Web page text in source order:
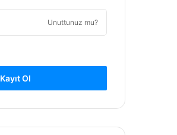
Unuttunuz mu?
Kayıt Ol